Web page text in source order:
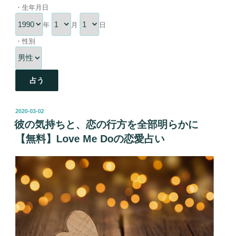
・生年月日
年 月 日
・性別
占う
投
稿
日:
2020-03-02
彼の気持ちと、恋の行方を全部明らかに
【無料】Love Me Doの恋愛占い